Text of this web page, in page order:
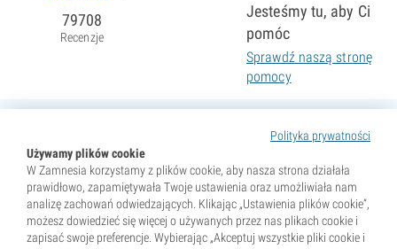
Polityka prywatności
Używamy plików cookie
W Zamnesia korzystamy z plików cookie, aby nasza strona działała
prawidłowo, zapamiętywała Twoje ustawienia oraz umożliwiała nam
analizę zachowań odwiedzających. Klikając „Ustawienia plików cookie”,
możesz dowiedzieć się więcej o używanych przez nas plikach cookie i
zapisać swoje preferencje. Wybierając „Akceptuj wszystkie pliki cookie i
79708
Recenzje
Jesteśmy tu, aby Ci
pomóc
Sprawdź naszą stronę
pomocy